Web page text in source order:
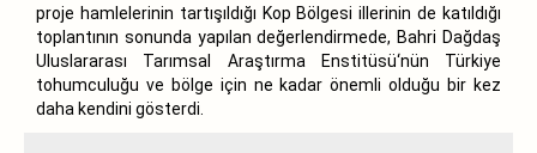
proje hamlelerinin tartışıldığı Kop Bölgesi illerinin de katıldığı
toplantının sonunda yapılan değerlendirmede, Bahri Dağdaş
Uluslararası Tarımsal Araştırma Enstitüsü‘nün Türkiye
tohumculuğu ve bölge için ne kadar önemli olduğu bir kez
daha kendini gösterdi.